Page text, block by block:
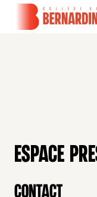
ESPACE
Contact